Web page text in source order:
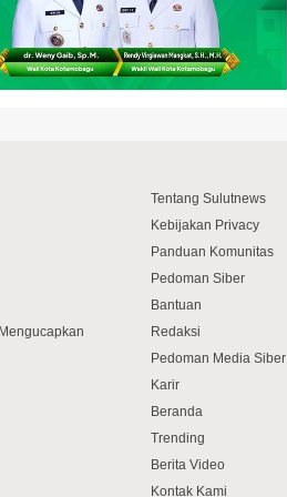
Tentang Sulutnews
Kebijakan Privacy
Panduan Komunitas
Pedoman Siber
Bantuan
Redaksi
Pedoman Media Siber
Karir
Beranda
Trending
Berita Video
Kontak Kami